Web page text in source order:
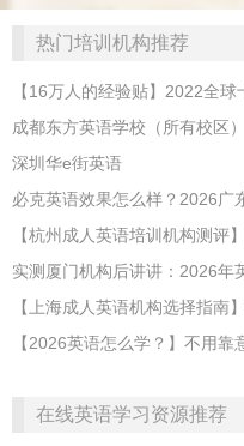
热门培训机构推荐
成都东方英语学校（所有校区）
深圳华e街英语
【杭州成人英语培训机构测评
在线英语学习资源推荐